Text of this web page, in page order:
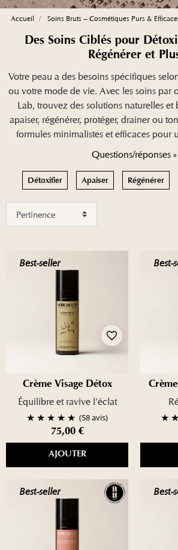
Accueil Soins Bruts – Cosmétiques Purs &
Des Soins Ciblés pour
Régénérer et
Votre peau a des besoins spécifiques
ou votre mode de vie. Avec les soins par
Lab, trouvez des solutions naturelles
apaiser, régénérer, protéger, drainer ou
formules minimalistes et efficaces pour
Questions/réponses »
Détoxifier Apaiser Régénérer
Best-seller
favorite_border
Crème Visage Détox
Équilibre et ravive l'éclat
(58 avis)
75,00 €
AJOUTER
Best-
Best-seller Best-